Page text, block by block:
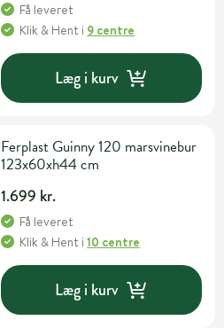
Få leveret
Klik & Hent i 9 centre
Læg i kurv
Ferplast Guinny 120 marsvinebur
123x60xh44 cm
1.699 kr.
Få leveret
Klik & Hent i10 centre
Læg i kurv